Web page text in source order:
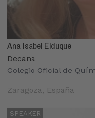
Ana Isabel Elduque
Decana
Colegio Oficial de
Zaragoza, España
SPEAKER